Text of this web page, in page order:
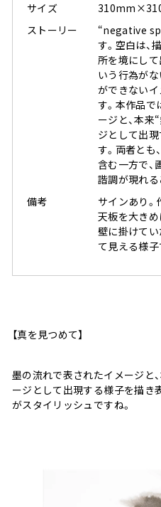
サイズ
ストーリー
“negative
す。空白は、
所を境にして
いう行為が
ができない
す。本作品で
ージと、本
ジとして出
す。両者とも
含む一方で、
諧調が現れる
備考
サインあり
天板を大きめ
壁に掛けてい
て見える様子
【真を見つめて】
墨の流れで表されたイメージと
ージとして出現する様子を描き
がスタイリッシュですね。